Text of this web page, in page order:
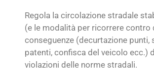
Regola la circolazione stradale
(e le modalità per ricorrere contro
conseguenze (decurtazione punti,
patenti, confisca del veicolo ecc.)
violazioni delle norme stradali.